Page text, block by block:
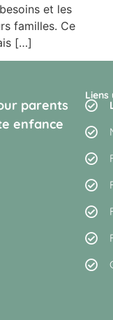
et les
familles. Ce
[…]
parents
enfance
Liens